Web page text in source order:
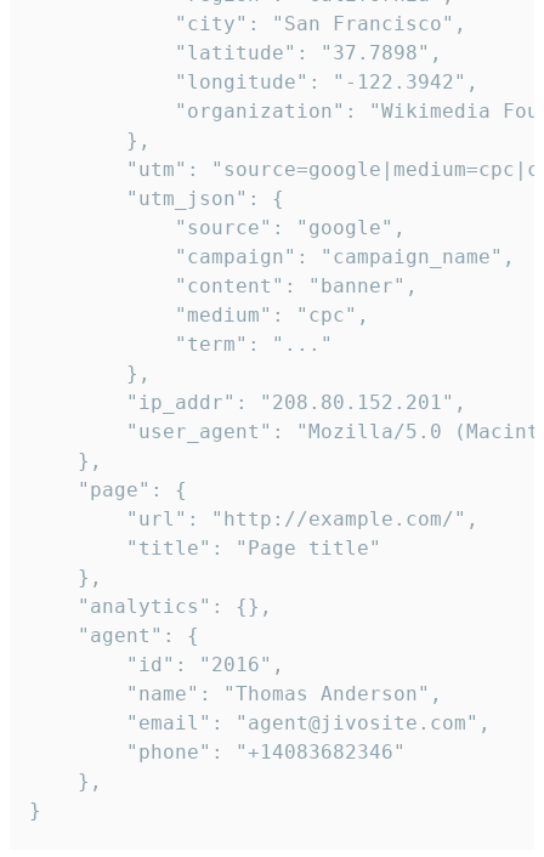
            "city": "San Francisco",
            "latitude": "37.7898",
            "longitude": "-122.3942",
"organization": "Wikimedia
        },
"utm":
        "utm_json": {
            "source": "google",
            "campaign": "campaign_name",
            "content": "banner",
            "medium": "cpc",
            "term": "..."
        },
        "ip_addr": "208.80.152.201",
"user_agent": "Mozilla/5.0
    },
    "page": {
        "url": "http://example.com/",
        "title": "Page title"
    },
    "analytics": {},
    "agent": {
        "id": "2016",
        "name": "Thomas Anderson",
        "email": "agent@jivosite.com",
        "phone": "+14083682346"
    },
}